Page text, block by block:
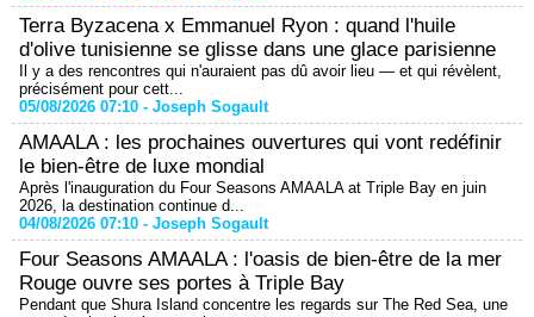
Terra Byzacena x Emmanuel Ryon : quand l'huile
d'olive tunisienne se glisse dans une glace parisienne
Il y a des rencontres qui n'auraient pas dû avoir lieu — et qui révèlent,
précisément pour cett...
05/08/2026 07:10 - Joseph Sogault
AMAALA : les prochaines ouvertures qui vont redéfinir
le bien-être de luxe mondial
Après l'inauguration du Four Seasons AMAALA at Triple Bay en juin
2026, la destination continue d...
04/08/2026 07:10 - Joseph Sogault
Four Seasons AMAALA : l'oasis de bien-être de la mer
Rouge ouvre ses portes à Triple Bay
Pendant que Shura Island concentre les regards sur The Red Sea, une